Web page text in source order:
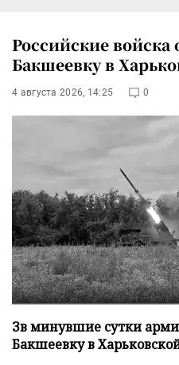
Российские войска
Бакшеевку в
4 августа 2026, 14:25 0
Зв минувшие сутки
Бакшеевку в